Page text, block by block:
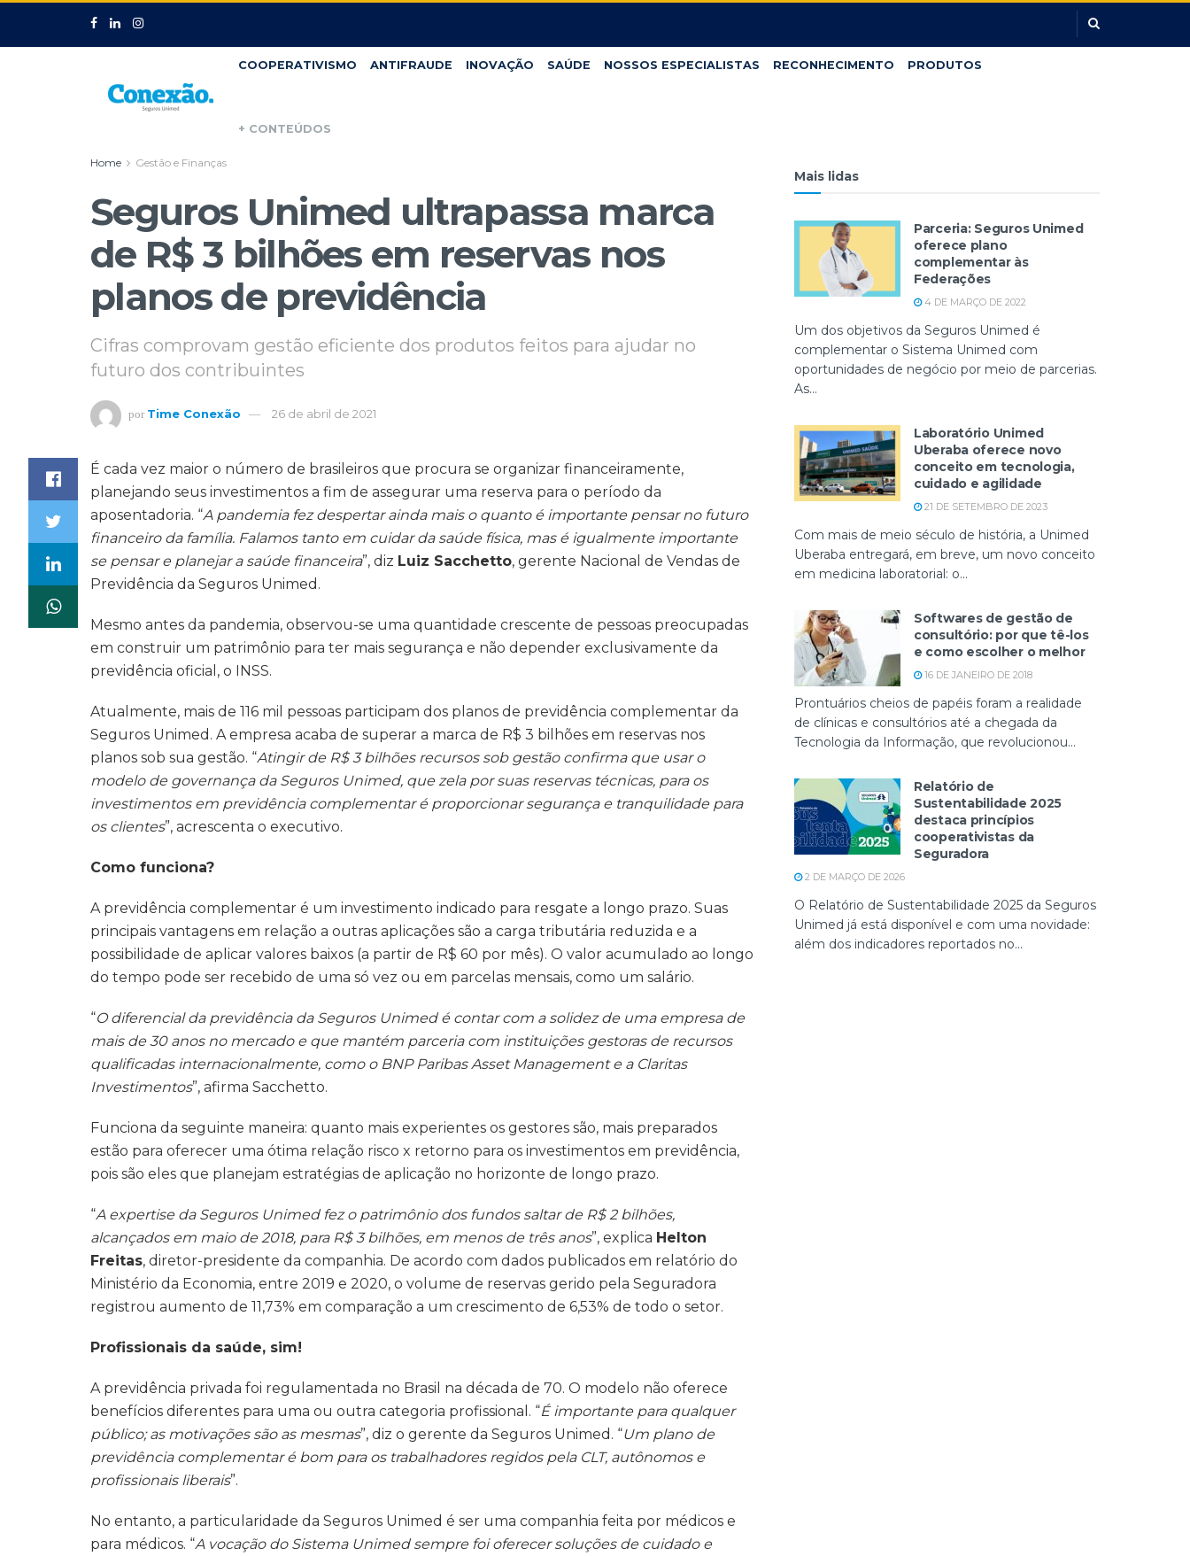
COOPERATIVISMO ANTIFRAUDE INOVAÇÃO SAÚDE NOSSOS ESPECIALISTAS RECONHECIMENTO PRODUTOS
+ CONTEÚDOS
Home Gestão e Finanças
Seguros Unimed ultrapassa marca
de R$ 3 bilhões em reservas nos
planos de previdência
Cifras comprovam gestão eficiente dos produtos feitos para ajudar no
futuro dos contribuintes
por Time Conexão 26 de abril de 2021
É cada vez maior o número de brasileiros que procura se organizar financeiramente,
planejando seus investimentos a fim de assegurar uma reserva para o período da
aposentadoria. “A pandemia fez despertar ainda mais o quanto é importante pensar no futuro
financeiro da família. Falamos tanto em cuidar da saúde física, mas é igualmente importante
se pensar e planejar a saúde financeira”, diz Luiz Sacchetto, gerente Nacional de Vendas de
Previdência da Seguros Unimed.
Mesmo antes da pandemia, observou-se uma quantidade crescente de pessoas preocupadas
em construir um patrimônio para ter mais segurança e não depender exclusivamente da
previdência oficial, o INSS.
Atualmente, mais de 116 mil pessoas participam dos planos de previdência complementar da
Seguros Unimed. A empresa acaba de superar a marca de R$ 3 bilhões em reservas nos
planos sob sua gestão. “Atingir de R$ 3 bilhões recursos sob gestão confirma que usar o
modelo de governança da Seguros Unimed, que zela por suas reservas técnicas, para os
investimentos em previdência complementar é proporcionar segurança e tranquilidade para
os clientes”, acrescenta o executivo.
Como funciona?
A previdência complementar é um investimento indicado para resgate a longo prazo. Suas
principais vantagens em relação a outras aplicações são a carga tributária reduzida e a
possibilidade de aplicar valores baixos (a partir de R$ 60 por mês). O valor acumulado ao longo
do tempo pode ser recebido de uma só vez ou em parcelas mensais, como um salário.
“O diferencial da previdência da Seguros Unimed é contar com a solidez de uma empresa de
mais de 30 anos no mercado e que mantém parceria com instituições gestoras de recursos
qualificadas internacionalmente, como oBNP Paribas Asset Management e a Claritas
Investimentos”, afirma Sacchetto.
Funciona da seguinte maneira: quanto mais experientes os gestores são, mais preparados
estão para oferecer uma ótima relação risco x retorno para os investimentos em previdência,
pois são eles que planejam estratégias de aplicação no horizonte de longo prazo.
“A expertise da Seguros Unimed fez o patrimônio dos fundos saltar de R$ 2 bilhões,
alcançados em maio de 2018, para R$ 3 bilhões, em menos de três anos”, explica Helton
Freitas, diretor-presidente da companhia. De acordo com dados publicados em relatório do
Ministério da Economia, entre 2019 e 2020, o volume de reservas gerido pela Seguradora
registrou aumento de 11,73% em comparação a um crescimento de 6,53% de todo o setor.
Profissionais da saúde, sim!
A previdência privada foi regulamentada no Brasil na década de 70. O modelo não oferece
benefícios diferentes para uma ou outra categoria profissional. “É importante para qualquer
público; as motivações são as mesmas”, diz o gerente da Seguros Unimed. “Um plano de
previdência complementar é bom para os trabalhadores regidos pela CLT, autônomos e
profissionais liberais”.
No entanto, a particularidade da Seguros Unimed é ser uma companhia feita por médicos e
para médicos. “A vocação do Sistema Unimed sempre foi oferecer soluções de cuidado e
Mais lidas
Parceria: Seguros Unimed
oferece plano
complementar às
Federações
4 DE MARÇO DE 2022
Um dos objetivos da Seguros Unimed é
complementar o Sistema Unimed com
oportunidades de negócio por meio de parcerias.
As...
Laboratório Unimed
Uberaba oferece novo
conceito em tecnologia,
cuidado e agilidade
21 DE SETEMBRO DE 2023
Com mais de meio século de história, a Unimed
Uberaba entregará, em breve, um novo conceito
em medicina laboratorial: o...
Softwares de gestão de
consultório: por que tê-los
e como escolher o melhor
16 DE JANEIRO DE 2018
Prontuários cheios de papéis foram a realidade
de clínicas e consultórios até a chegada da
Tecnologia da Informação, que revolucionou...
Relatório de
Sustentabilidade 2025
destaca princípios
cooperativistas da
Seguradora
2 DE MARÇO DE 2026
O Relatório de Sustentabilidade 2025 da Seguros
Unimed já está disponível e com uma novidade:
além dos indicadores reportados no...